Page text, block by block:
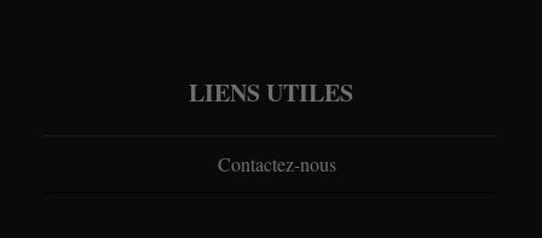
LIENS UTILES
Contactez-nous